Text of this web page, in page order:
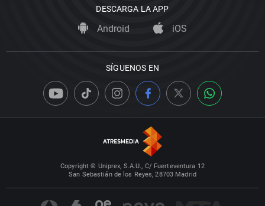
DESCARGA LA APP
Android iOS
SÍGUENOS EN
Copyright © Uniprex, S.A.U., C/ Fuerteventura 12
San Sebastián de los Reyes, 28703 Madrid